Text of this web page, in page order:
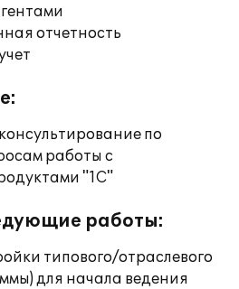
отчетность
по
работы с
"1С"
работы:
типового/отраслевого
для начала ведения